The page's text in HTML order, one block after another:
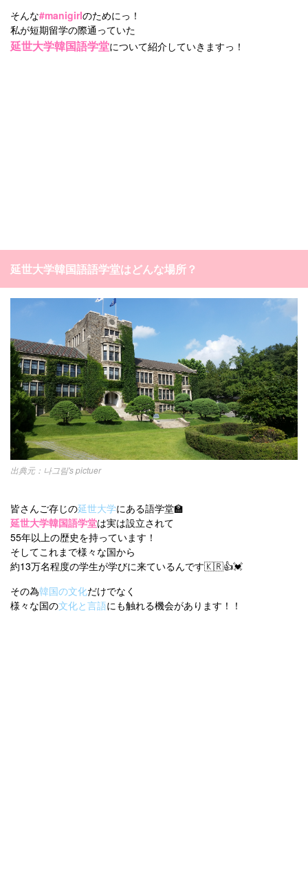
そんな#manigirlのためにっ！
私が短期留学の際通っていた
延世大学韓国語学堂について紹介していきますっ！
延世大学韓国語語学堂はどんな場所？
나그림's pictuer
皆さんご存じの延世大学にある語学堂🏫
延世大学韓国語学堂は実は設立されて
55年以上の歴史を持っています！
そしてこれまで様々な国から
約13万名程度の学生が学びに来ているんです🇰🇷👍💓
その為韓国の文化だけでなく
様々な国の文化と言語にも触れる機会があります！！